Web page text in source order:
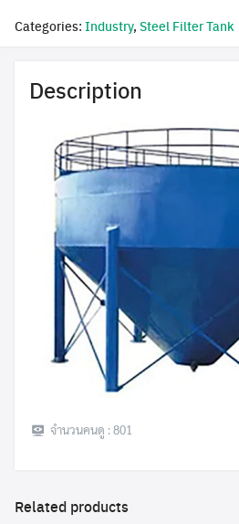
Search
for:
Categories: Industry, Steel Filter Tank
Description
จำนวนคนดู :801
Related products